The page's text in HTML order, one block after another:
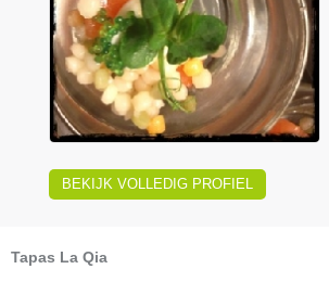
BEKIJK VOLLEDIG PROFIEL
Tapas La Qia